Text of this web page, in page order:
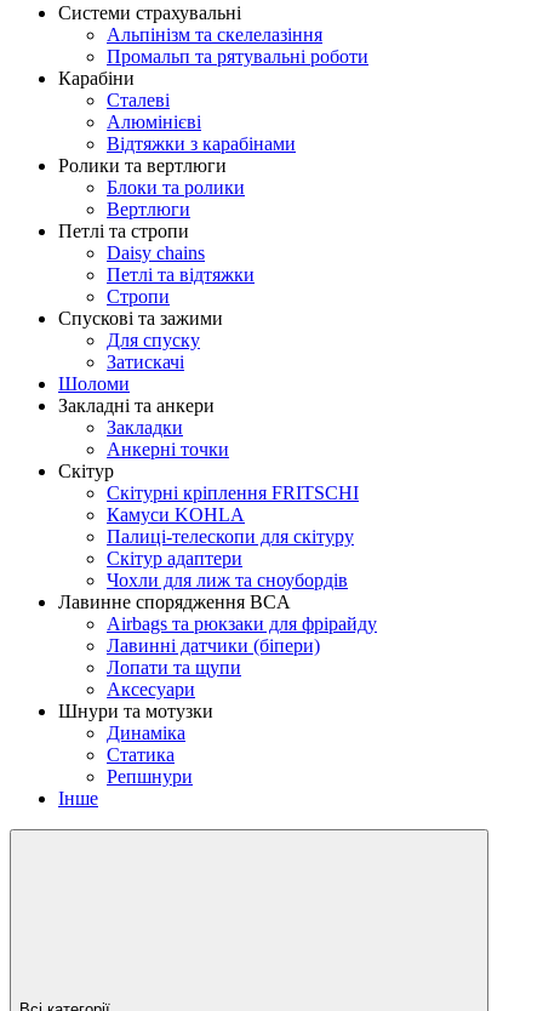
Системи страхувальні
Альпінізм та скелелазіння
Промальп та рятувальні роботи
Карабіни
Сталеві
Алюмінієві
Відтяжки з карабінами
Ролики та вертлюги
Блоки та ролики
Вертлюги
Петлі та стропи
Daisy chains
Петлі та відтяжки
Стропи
Спускові та зажими
Для спуску
Затискачі
Шоломи
Закладні та анкери
Закладки
Анкерні точки
Скітур
Скітурні кріплення FRITSCHI
Камуси KOHLA
Палиці-телескопи для скітуру
Скітур адаптери
Чохли для лиж та сноубордів
Лавинне спорядження BCA
Airbags та рюкзаки для фрірайду
Лавинні датчики (біпери)
Лопати та щупи
Аксесуари
Шнури та мотузки
Динаміка
Статика
Репшнури
Інше